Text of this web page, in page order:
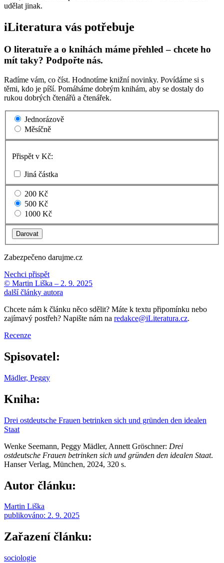
udělat jinak.
iLiteratura vás potřebuje
O literatuře a o knihách máme přehled – chcete ho
mít taky? Podpořte nás.
Radíme vám, co číst. Hodnotíme knižní novinky. Povídáme si s
těmi, kdo je píší. Pomáháme dobrým knihám, aby se dostaly do
rukou dobrých čtenářů a čtenářek.
Jednorázově
Měsíčně
Přispět v Kč:
Jiná částka
200 Kč
500 Kč
1000 Kč
Zabezpečeno darujme.cz
Nechci přispět
© Martin Liška – 2. 9. 2025
další články autora
Chcete nám k článku něco sdělit? Máte k textu připomínku nebo
zajímavý postřeh? Napište nám na redakce@iLiteratura.cz.
Recenze
Spisovatel:
Mädler, Peggy
Kniha:
Drei ostdeutsche Frauen betrinken sich und gründen den idealen
Staat
Wenke Seemann, Peggy Mädler, Annett Gröschner: Drei
ostdeutsche Frauen betrinken sich und gründen den idealen Staat.
Hanser Verlag, München, 2024, 320 s.
Autor článku:
Martin Liška
publikováno: 2. 9. 2025
Zařazení článku:
sociologie